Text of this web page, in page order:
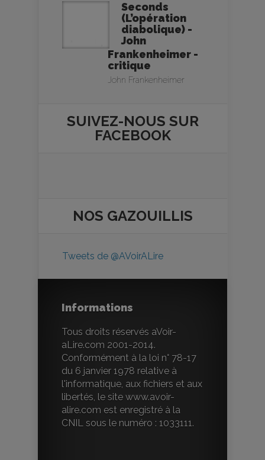
Seconds
(L’opération
diabolique) -
John
Frankenheimer -
critique
John Frankenheimer
SUIVEZ-NOUS SUR
FACEBOOK
NOS GAZOUILLIS
Tweets de @AVoirALire
Informations
Tous droits réservés aVoir-
aLire.com 2001-2014.
Conformément à la loi n° 78-17
du 6 janvier 1978 relative à
l'informatique, aux fichiers et aux
libertés, le site www.avoir-
alire.com est enregistré à la
CNIL sous le numéro : 1033111.